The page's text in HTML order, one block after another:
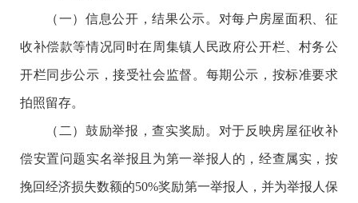
（一）信息公开，结果公示。对每户房屋面积、征
收补偿款等情况同时在周集镇人民政府公开栏、村务公
开栏同步公示，接受社会监督。每期公示，按标准要求
拍照留存。
（二）鼓励举报，查实奖励。对于反映房屋征收补
偿安置问题实名举报且为第一举报人的，经查属实，按
挽回经济损失数额的50%奖励第一举报人，并为举报人保